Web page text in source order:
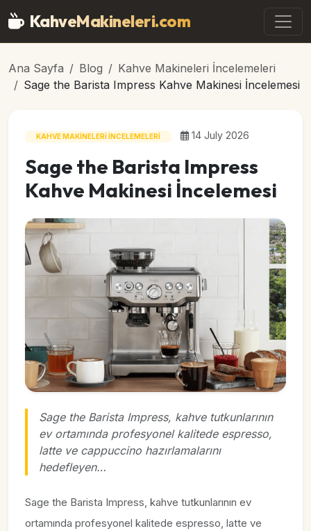
KahveMakineleri.com
Ana Sayfa Blog
Kahve Makineleri İncelemeleri
Sage the Barista Impress Kahve Makinesi İncelemesi
KAHVE MAKINELERI İNCELEMELERI 14 July 2026
Sage the Barista Impress
Kahve Makinesi İncelemesi
Sage the Barista Impress, kahve tutkunlarının
ev ortamında profesyonel kalitede espresso,
latte ve cappuccino hazırlamalarını
hedefleyen…
Sage the Barista Impress, kahve tutkunlarının ev
ortamında profesyonel kalitede espresso, latte ve